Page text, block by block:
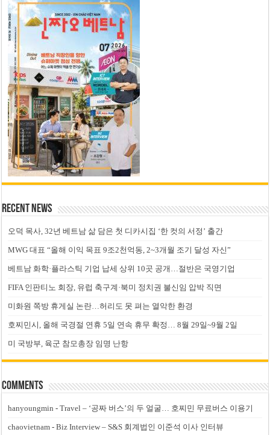
Recent News
오덕 목사, 32년 베트남 삶 담은 첫 디카시집 ‘한 컷의 서정’ 출간
MWG 대표 “올해 이익 목표 9조2천억동, 2~3개월 조기 달성 자신”
베트남 화학·플라스틱 기업 납세 상위 10곳 공개…절반은 국영기업
FIFA 인판티노 회장, 유럽 축구계·북미 정치권 불신임 압박 직면
미화원 쪽방 휴게실 논란…허리도 못 펴는 열악한 환경
호찌민시, 올해 국경절 연휴 5일 연속 휴무 확정… 8월 29일~9월 2일
미 국방부, 육군 참모총장 임명 난항
Comments
hanyoungmin -Travel – ‘공짜 버스’의 두 얼굴… 호찌민 무료버스 이용기
chaovietnam -Biz Interview – S&S 회계법인 이준석 이사 인터뷰